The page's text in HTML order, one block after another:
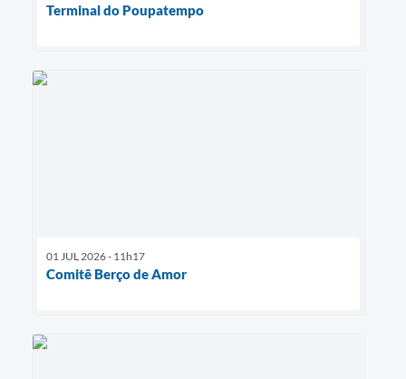
Terminal do Poupatempo
01 JUL 2026 - 11h17
Comitê Berço de Amor